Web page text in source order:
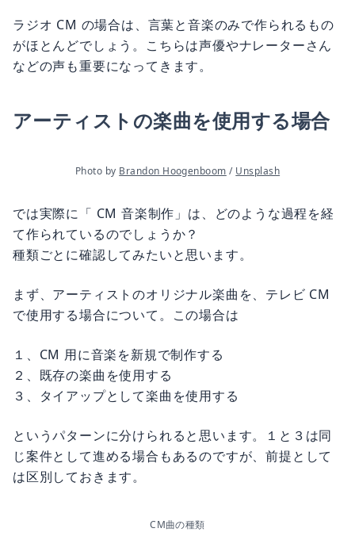
ラジオ CM の場合は、言葉と音楽のみで作られるもの
がほとんどでしょう。こちらは声優やナレーターさん
などの声も重要になってきます。
アーティストの楽曲を使用する場合
Photo by Brandon Hoogenboom / Unsplash
では実際に「 CM 音楽制作」は、どのような過程を経
て作られているのでしょうか？
種類ごとに確認してみたいと思います。
まず、アーティストのオリジナル楽曲を、テレビ CM
で使用する場合について。この場合は
１、CM 用に音楽を新規で制作する
２、既存の楽曲を使用する
３、タイアップとして楽曲を使用する
というパターンに分けられると思います。１と３は同
じ案件として進める場合もあるのですが、前提として
は区別しておきます。
CM曲の種類